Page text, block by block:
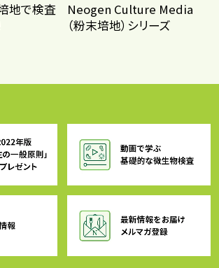
地で検査
Neogen Culture Media
（粉末培地）シリーズ